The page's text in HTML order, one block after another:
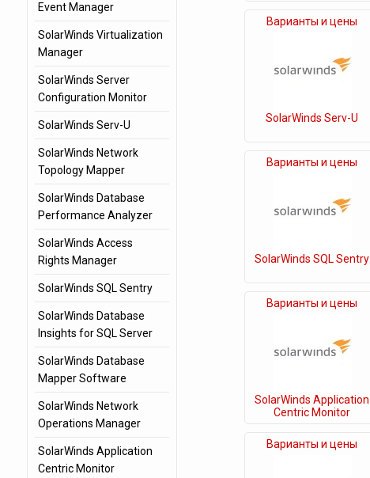
Варианты и цены
SolarWinds Serv-U
Варианты и цены
SolarWinds SQL Sentry
Варианты и цены
SolarWinds Application
Centric Monitor
Варианты и цены
Event Manager
SolarWinds Virtualization
Manager
SolarWinds Server
Configuration Monitor
SolarWinds Serv-U
SolarWinds Network
Topology Mapper
SolarWinds Database
Performance Analyzer
SolarWinds Access
Rights Manager
SolarWinds SQL Sentry
SolarWinds Database
Insights for SQL Server
SolarWinds Database
Mapper Software
SolarWinds Network
Operations Manager
SolarWinds Application
Centric Monitor